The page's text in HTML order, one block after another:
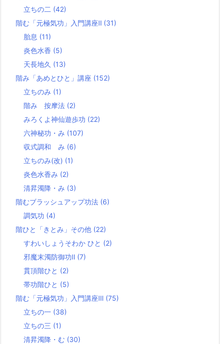
立ちの二 (42)
階む「元極気功」入門講座Ⅱ (31)
胎息 (11)
炎色水香 (5)
天長地久 (13)
階み「あめとひと」講座 (152)
立ちのみ (1)
階み 按摩法 (2)
みろくよ神仙遊歩功 (22)
六神秘功・み (107)
収式調和 み (6)
立ちのみ(改) (1)
炎色水香み (2)
清昇濁降・み (3)
階むブラッシュアップ功法 (6)
調気功 (4)
階ひと「きとみ」その他 (22)
すわいしょうそわか ひと (2)
邪魔末濁防御功Ⅱ (7)
貫頂階ひと (2)
帯功階ひと (5)
階む「元極気功」入門講座Ⅲ (75)
立ちの一 (38)
立ちの三 (1)
清昇濁降・む (30)